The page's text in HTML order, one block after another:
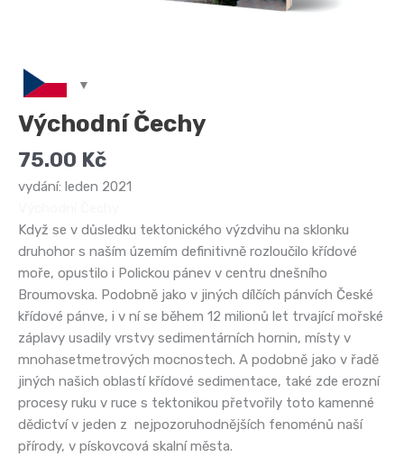
Východní Čechy
75.00 Kč
vydání: leden 2021
Když se v důsledku tektonického výzdvihu na sklonku
druhohor s naším územím definitivně rozloučilo křídové
moře, opustilo i Polickou pánev v centru dnešního
Broumovska. Podobně jako v jiných dílčích pánvích České
křídové pánve, i v ní se během 12 milionů let trvající mořské
záplavy usadily vrstvy sedimentárních hornin, místy v
mnohasetmetrových mocnostech. A podobně jako v řadě
jiných našich oblastí křídové sedimentace, také zde erozní
procesy ruku v ruce s tektonikou přetvořily toto kamenné
dědictví v jeden z nejpozoruhodnějších fenoménů naší
přírody, v pískovcová skalní města.